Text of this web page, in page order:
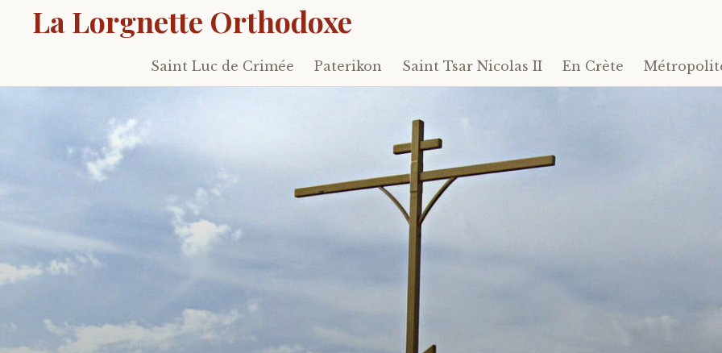
La Lorgnette Orthodoxe
Skip
to
Saint Luc de Crimée Paterikon Saint Tsar Nicolas II En Crète